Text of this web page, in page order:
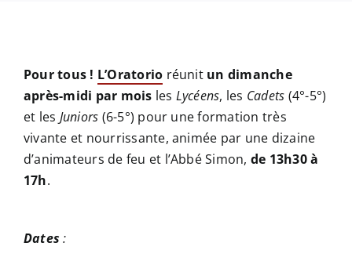
Pour tous ! L’Oratorio réunit un dimanche
après-midi par mois les Lycéens, les Cadets (4°-5°)
et les Juniors (6-5°) pour une formation très
vivante et nourrissante, animée par une dizaine
d’animateurs de feu et l’Abbé Simon, de 13h30 à
17h.
Dates :